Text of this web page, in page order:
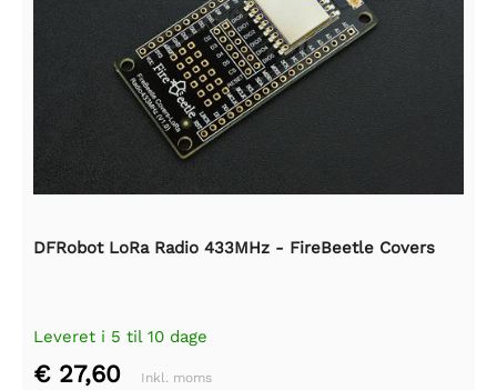
DFRobot LoRa Radio 433MHz - FireBeetle Covers
Leveret i 5 til 10 dage
€ 27,60 Inkl. moms